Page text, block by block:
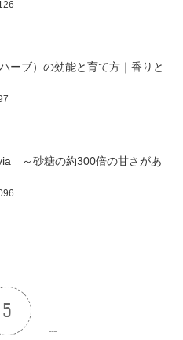
ーブ）の効能と育て方｜香りと
～砂糖の約300倍の甘さがあ
5